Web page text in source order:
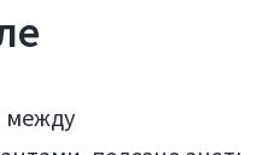
между